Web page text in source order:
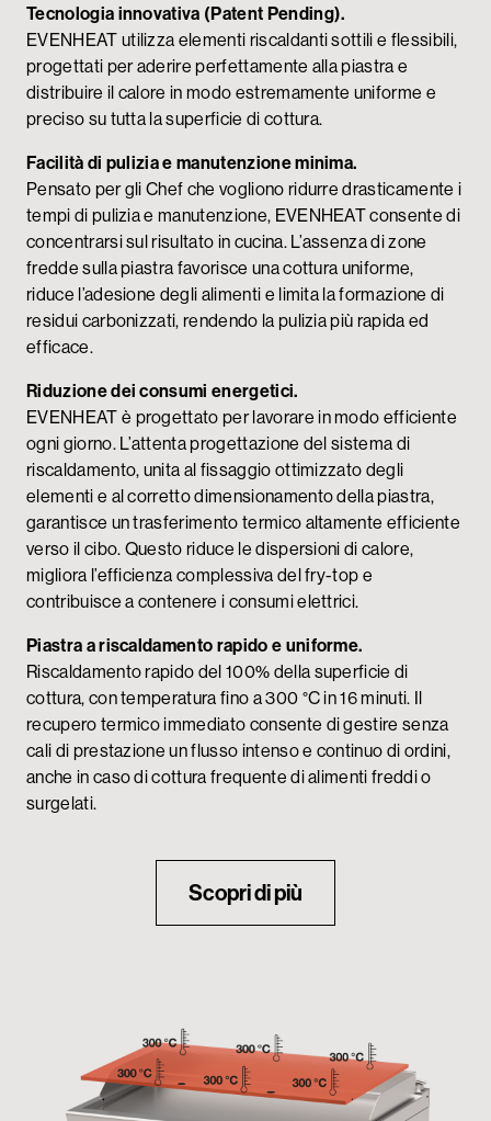
Tecnologia innovativa (Patent Pending).
EVENHEAT utilizza elementi riscaldanti sottili e flessibili,
progettati per aderire perfettamente alla piastra e
distribuire il calore in modo estremamente uniforme e
preciso su tutta la superficie di cottura.
Facilità di pulizia e manutenzione minima.
Pensato per gli Chef che vogliono ridurre drasticamente i
tempi di pulizia e manutenzione, EVENHEAT consente di
concentrarsi sul risultato in cucina. L’assenza di zone
fredde sulla piastra favorisce una cottura uniforme,
riduce l’adesione degli alimenti e limita la formazione di
residui carbonizzati, rendendo la pulizia più rapida ed
efficace.
Riduzione dei consumi energetici.
EVENHEAT è progettato per lavorare in modo efficiente
ogni giorno. L’attenta progettazione del sistema di
riscaldamento, unita al fissaggio ottimizzato degli
elementi e al corretto dimensionamento della piastra,
garantisce un trasferimento termico altamente efficiente
verso il cibo. Questo riduce le dispersioni di calore,
migliora l’efficienza complessiva del fry-top e
contribuisce a contenere i consumi elettrici.
Piastra a riscaldamento rapido e uniforme.
Riscaldamento rapido del 100% della superficie di
cottura, con temperatura fino a 300 °C in 16 minuti. Il
recupero termico immediato consente di gestire senza
cali di prestazione un flusso intenso e continuo di ordini,
anche in caso di cottura frequente di alimenti freddi o
surgelati.
Scopri di più